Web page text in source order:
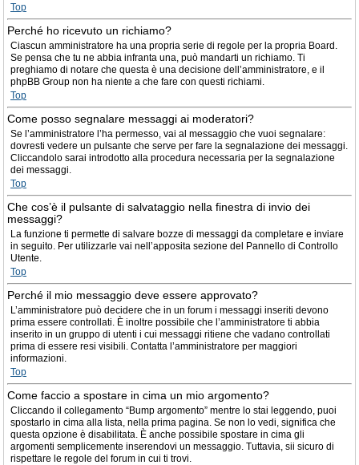
Top
Perché ho ricevuto un richiamo?
Ciascun amministratore ha una propria serie di regole per la propria Board.
Se pensa che tu ne abbia infranta una, può mandarti un richiamo. Ti
preghiamo di notare che questa è una decisione dell’amministratore, e il
phpBB Group non ha niente a che fare con questi richiami.
Top
Come posso segnalare messaggi ai moderatori?
Se l’amministratore l’ha permesso, vai al messaggio che vuoi segnalare:
dovresti vedere un pulsante che serve per fare la segnalazione dei messaggi.
Cliccandolo sarai introdotto alla procedura necessaria per la segnalazione
dei messaggi.
Top
Che cos’è il pulsante di salvataggio nella finestra di invio dei
messaggi?
La funzione ti permette di salvare bozze di messaggi da completare e inviare
in seguito. Per utilizzarle vai nell’apposita sezione del Pannello di Controllo
Utente.
Top
Perché il mio messaggio deve essere approvato?
L’amministratore può decidere che in un forum i messaggi inseriti devono
prima essere controllati. È inoltre possibile che l’amministratore ti abbia
inserito in un gruppo di utenti i cui messaggi ritiene che vadano controllati
prima di essere resi visibili. Contatta l’amministratore per maggiori
informazioni.
Top
Come faccio a spostare in cima un mio argomento?
Cliccando il collegamento “Bump argomento” mentre lo stai leggendo, puoi
spostarlo in cima alla lista, nella prima pagina. Se non lo vedi, significa che
questa opzione è disabilitata. È anche possibile spostare in cima gli
argomenti semplicemente inserendovi un messaggio. Tuttavia, sii sicuro di
rispettare le regole del forum in cui ti trovi.